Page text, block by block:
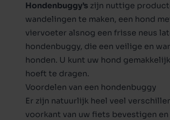
Geperst
Biologisch
Natvoer
Puppy junior
Adult
Senior
Voedingssupplementen
Biologisch
Natvoer
Kattenvoer adult
Kittenvoer
Kattenvoer senior
Voer-en drinkbakken
Toon alles in Knaagdier
Aquarium accessoires
Toon alles in Vis
Speelgoed
Toon alles in Vogel
Hondenbuggy’s zijn nuttige
wandelingen te maken, een hond
viervoeter alsnog een frisse neus
hondenbuggy, die een veilige en
honden. U kunt uw hond
hoeft te dragen.
Voordelen van een hondenbuggy
Er zijn natuurlijk heel veel
voorkant van uw fiets bevestigen